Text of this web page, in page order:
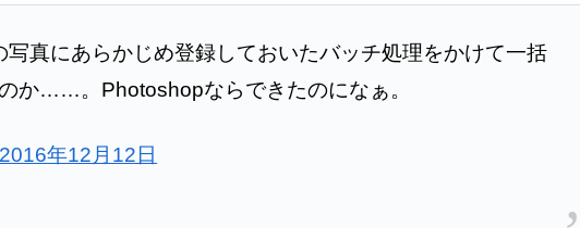
写真にあらかじめ登録しておいたバッチ処理をかけて一括
か……。Photoshopならできたのになぁ。
2016年12月12日